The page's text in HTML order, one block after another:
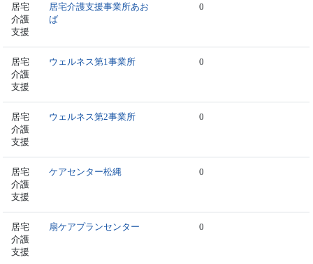
居宅
介護
支援
居宅介護支援事業所あお
ば
0
居宅
介護
支援
ウェルネス第1事業所 0
居宅
介護
支援
ウェルネス第2事業所 0
居宅
介護
支援
ケアセンター松縄 0
居宅
介護
支援
扇ケアプランセンター 0